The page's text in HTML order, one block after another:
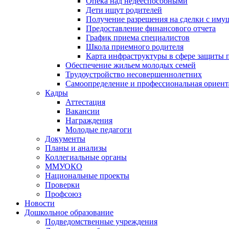
Дети ищут родителей
Получение разрешения на сделки с
Предоставление финансового отчета
График приема специалистов
Школа приемного родителя
Карта инфраструктуры в сфере защиты
Обеспечение жильем молодых семей
Трудоустройство несовершеннолетних
Самоопределение и профессиональная
Кадры
Аттестация
Вакансии
Награждения
Молодые педагоги
Документы
Планы и анализы
Коллегиальные органы
ММУОКО
Национальные проекты
Проверки
Профсоюз
Новости
Дошкольное образование
Подведомственные учреждения